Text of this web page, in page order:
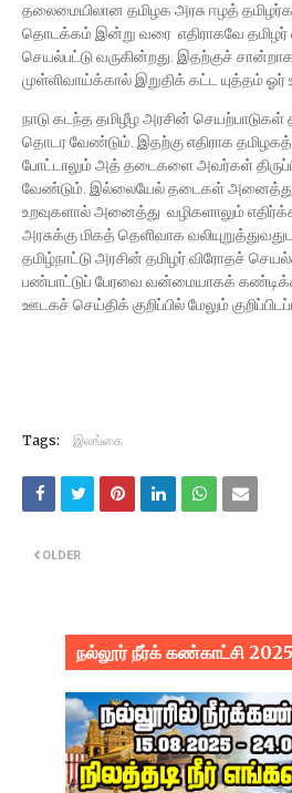
தலைமையிலான தமிழக அரசு ஈழத்
தொடக்கம் இன்று வரை எதிராகவே தமிழர்
செயல்பட்டு வருகின்றது. இதற்குச்
முள்ளிவாய்க்கால் இறுதிக் கட்ட யுத்தம் ஓர்
நாடு கடந்த தமிழீழ அரசின் செயற்பாடுகள்
தொடர வேண்டும். இதற்கு எதிராக
போட்டாலும் அத் தடைகளை அவர்கள்
வேண்டும். இல்லையேல் தடைகள்
உறவுகளால் அனைத்து வழிகளாலும்
அரசுக்கு மிகத் தெளிவாக
தமிழ்நாட்டு அரசின் தமிழர் விரோதச்
பண்பாட்டுப் பேரவை வன்மையாகக்
ஊடகச் செய்திக் குறிப்பில் மேலும்
Tags: இலங்கை
OLDER
நல்லூர் நீர்க் கண்காட்சி 2025